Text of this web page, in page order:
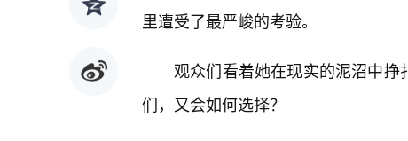
里遭受了最严峻的考验。
观众们看着她在现实的泥沼中
们，又会如何选择？